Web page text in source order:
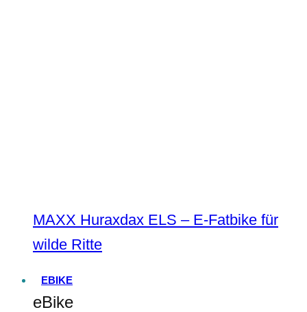
MAXX Huraxdax ELS – E-Fatbike für
wilde Ritte
EBIKE
eBike